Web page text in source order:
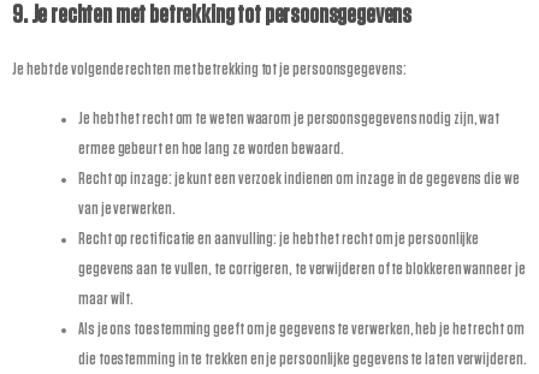
9. Je rechten met betrekking tot persoonsgegevens
Je hebt de volgende rechten met betrekking tot je persoonsgegevens:
Je hebt het recht om te weten waarom je persoonsgegevens nodig zijn, wat
ermee gebeurt en hoe lang ze worden bewaard.
Recht op inzage: je kunt een verzoek indienen om inzage in de gegevens die we
van je verwerken.
Recht op rectificatie en aanvulling: je hebt het recht om je persoonlijke
gegevens aan te vullen, te corrigeren, te verwijderen of te blokkeren wanneer je
maar wilt.
Als je ons toestemming geeft om je gegevens te verwerken, heb je het recht om
die toestemming in te trekken en je persoonlijke gegevens te laten verwijderen.